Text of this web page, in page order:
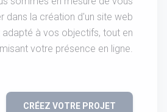
dans la création d'un site web
à vos objectifs, tout en
votre présence en ligne.
CRÉEZ VOTRE PROJET